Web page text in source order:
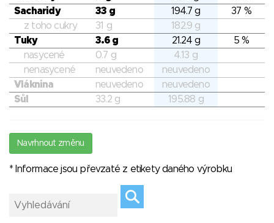
Sacharidy
33 g 194.7 g
37 %
z toho cukry
31 g
182.9 g
Tuky
3.6 g 21.24 g
5 %
nasycené
0.7 g
4.13 g
nenasycené
neuvedeno
neuvedeno
Vláknina
neuvedeno
neuvedeno
Sůl
33.2 g 195.88 g
Navrhnout změnu
* Informace jsou převzaté z etikety daného výrobku